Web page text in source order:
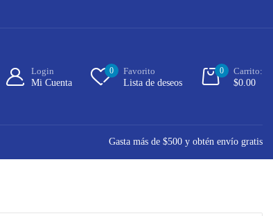
Login
Mi Cuenta
0
Favorito
Lista de deseos
0
Carrito:
$0.00
Gasta más de $500 y obtén envío gratis